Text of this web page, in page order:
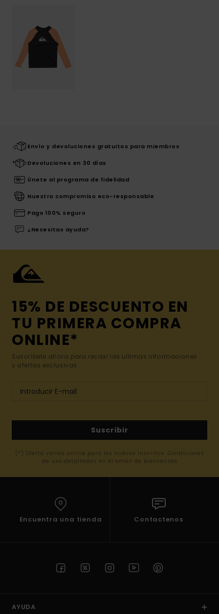
Envío y devoluciones gratuitos para miembros
Devoluciones en 30 días
Únete al programa de fidelidad
Nuestro compromiso eco-responsable
Pago 100% seguro
¿Necesitas ayuda?
15% DE DESCUENTO EN
TU PRIMERA COMPRA
ONLINE*
Suscríbete ahora para recibir las ultimas informaciones
y ofertas exclusivas.
Suscribir
(*) Oferta valida online para los nuevos inscritos. Condiciones
de uso detalladas en el email de bienvenida
Encuentra una tienda Contactenos
AYUDA